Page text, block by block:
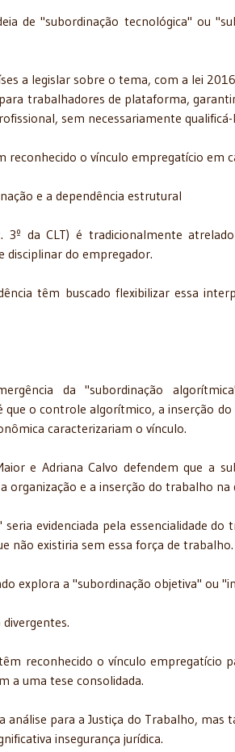
de "subordinação tecnológica" ou
a legislar sobre o tema, com a lei
trabalhadores de plataforma,
sem necessariamente
o vínculo empregatício em
e a dependência estrutural
da CLT) é tradicionalmente
disciplinar do empregador.
têm buscado flexibilizar essa
da "subordinação
o controle algorítmico, a inserção
caracterizariam o vínculo.
e Adriana Calvo defendem que a
e a inserção do trabalho na
evidenciada pela essencialidade
não existiria sem essa força de trabalho.
explora a "subordinação objetiva" ou
reconhecido o vínculo empregatício
a uma tese consolidada.
para a Justiça do Trabalho, mas
insegurança jurídica.